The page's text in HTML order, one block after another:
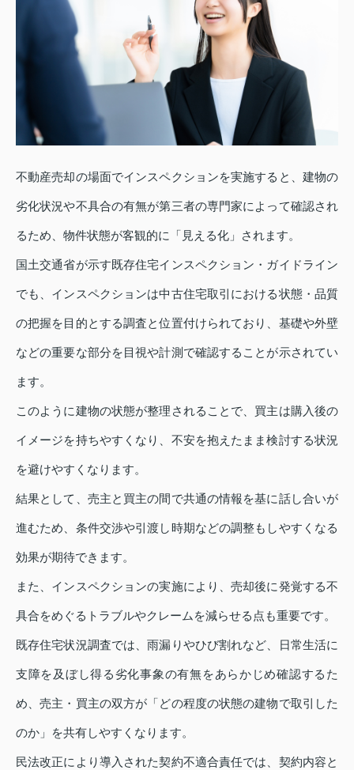
不動産売却の場面でインスペクションを実施すると、建物の
劣化状況や不具合の有無が第三者の専門家によって確認され
るため、物件状態が客観的に「見える化」されます。
国土交通省が示す既存住宅インスペクション・ガイドライン
でも、インスペクションは中古住宅取引における状態・品質
の把握を目的とする調査と位置付けられており、基礎や外壁
などの重要な部分を目視や計測で確認することが示されてい
ます。
このように建物の状態が整理されることで、買主は購入後の
イメージを持ちやすくなり、不安を抱えたまま検討する状況
を避けやすくなります。
結果として、売主と買主の間で共通の情報を基に話し合いが
進むため、条件交渉や引渡し時期などの調整もしやすくなる
効果が期待できます。
また、インスペクションの実施により、売却後に発覚する不
具合をめぐるトラブルやクレームを減らせる点も重要です。
既存住宅状況調査では、雨漏りやひび割れなど、日常生活に
支障を及ぼし得る劣化事象の有無をあらかじめ確認するた
め、売主・買主の双方が「どの程度の状態の建物で取引した
のか」を共有しやすくなります。
民法改正により導入された契約不適合責任では、契約内容と